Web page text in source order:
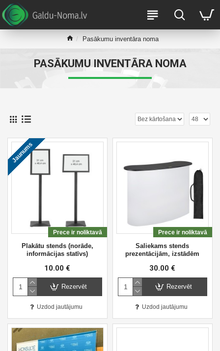
Pasākumu inventāra noma
PASĀKUMU INVENTĀRA NOMA
Jaunums
Prece ir noliktavā
Plakātu stends (norāde,
informācijas statīvs)
10.00 €
Rezervēt
Uzdod jautājumu
Prece ir noliktavā
Saliekams stends
prezentācijām, izstādēm
30.00 €
Rezervēt
Uzdod jautājumu